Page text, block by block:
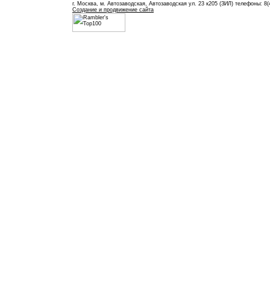
г. Москва, м. Автозаводская, Автозаводская ул. 23 к205 (ЗИЛ) телефоны:
Создание и продвижение сайта